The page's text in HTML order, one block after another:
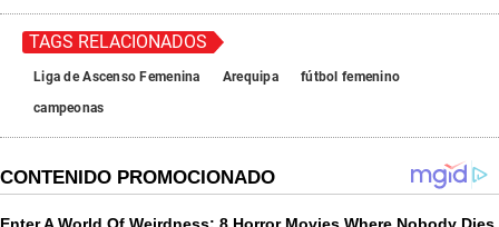
TAGS RELACIONADOS
Liga de Ascenso Femenina Arequipa
fútbol femenino
campeonas